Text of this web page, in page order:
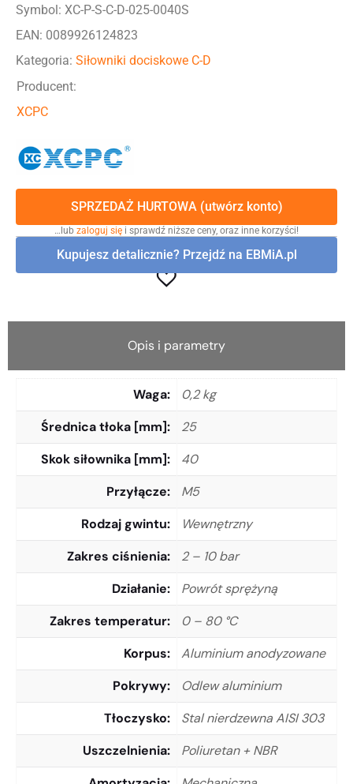
Symbol: XC-P-S-C-D-025-0040S
EAN: 0089926124823
Kategoria: Siłowniki dociskowe C-D
Producent:
XCPC
SPRZEDAŻ HURTOWA (utwórz konto)
…lub zaloguj się i sprawdź niższe ceny, oraz inne korzyści!
Kupujesz detalicznie? Przejdź na EBMiA.pl
Opis i parametry
Waga
0,2 kg
Średnica tłoka [mm]
25
Skok siłownika [mm]
40
Przyłącze
M5
Rodzaj gwintu
Wewnętrzny
Zakres ciśnienia
2 – 10 bar
Działanie
Powrót sprężyną
Zakres temperatur
0 – 80 °C
Korpus
Aluminium anodyzowane
Pokrywy
Odlew aluminium
Tłoczysko
Stal nierdzewna AISI 303
Uszczelnienia
Poliuretan + NBR